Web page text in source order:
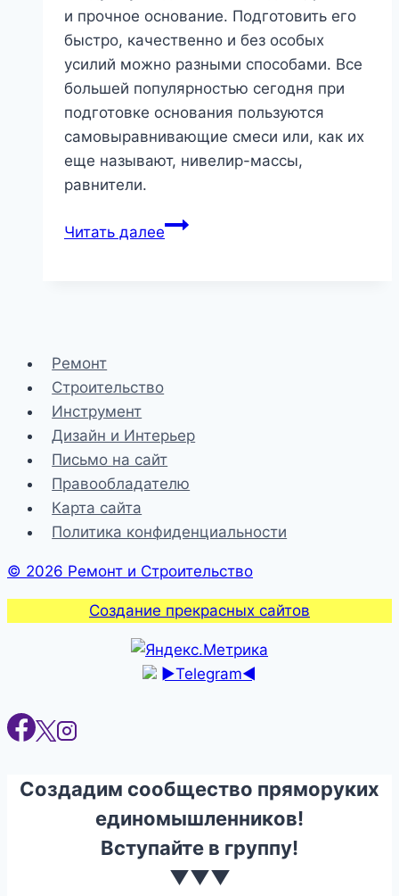
и прочное основание. Подготовить его
быстро, качественно и без особых
усилий можно разными способами. Все
большей популярностью сегодня при
подготовке основания пользуются
самовыравнивающие смеси или, как их
еще называют, нивелир-массы,
равнители.
Читать далееКак
Ремонт
Строительство
Инструмент
Дизайн и Интерьер
Письмо на сайт
Правообладателю
Карта сайта
Политика конфиденциальности
© 2026 Ремонт и Строительство
Создание прекрасных сайтов
►Telegram◄
Создадим сообщество пряморуких
единомышленников!
Вступайте в группу!
▼▼▼